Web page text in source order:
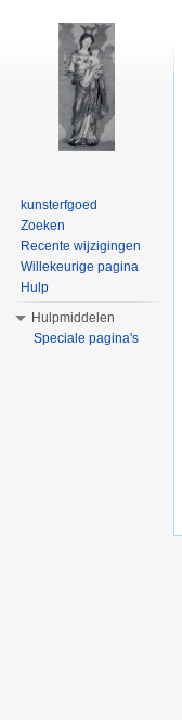
kunsterfgoed
Zoeken
Recente wijzigingen
Willekeurige pagina
Hulp
Hulpmiddelen
Speciale pagina's